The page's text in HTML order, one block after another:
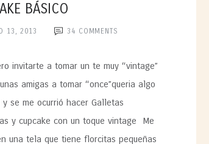
BÁSICO
13, 2013 34 COMMENTS
invitarte a tomar un te muy “vintage”
amigas a tomar “once”queria algo
y se me ocurrió hacer Galletas
y cupcake con un toque vintage Me
una tela que tiene florcitas pequeñas